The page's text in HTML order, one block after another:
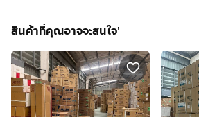
สินค้าที่คุณอาจจะสนใจ'